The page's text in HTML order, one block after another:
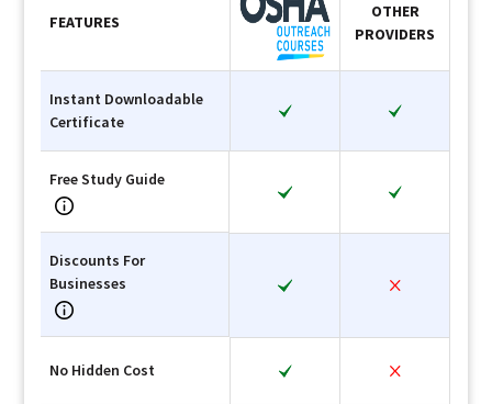
FEATURES
OTHER
PROVIDERS
Instant Downloadable
Certificate
Free Study Guide
Discounts For
Businesses
No Hidden Cost